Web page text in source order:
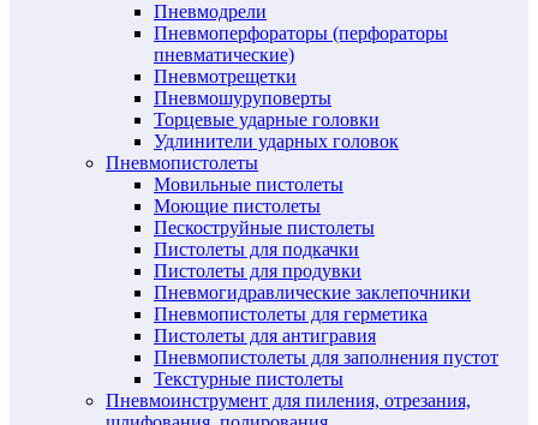
Пневмодрели
Пневмоперфораторы (перфораторы
пневматические)
Пневмотрещетки
Пневмошуруповерты
Торцевые ударные головки
Удлинители ударных головок
Пневмопистолеты
Мовильные пистолеты
Моющие пистолеты
Пескоструйные пистолеты
Пистолеты для подкачки
Пистолеты для продувки
Пневмогидравлические заклепочники
Пневмопистолеты для герметика
Пистолеты для антигравия
Пневмопистолеты для заполнения пустот
Текстурные пистолеты
Пневмоинструмент для пиления, отрезания,